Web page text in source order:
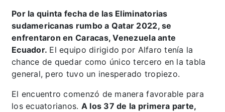
Por la quinta fecha de las Eliminatorias
sudamericanas rumbo a Qatar 2022, se
enfrentaron en Caracas, Venezuela ante
Ecuador. El equipo dirigido por Alfaro tenía la
chance de quedar como único tercero en la tabla
general, pero tuvo un inesperado tropiezo.
El encuentro comenzó de manera favorable para
los ecuatorianos. A los 37 de la primera parte,